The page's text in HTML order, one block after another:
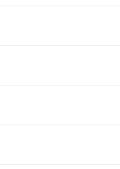
28
28
28
28
28
28
28
28